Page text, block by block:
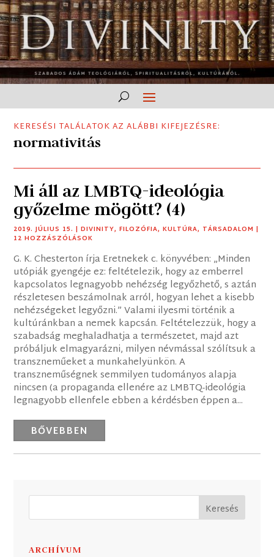
KERESÉSI TALÁLATOK AZ ALÁBBI KIFEJEZÉSRE:
normativitás
Mi áll az LMBTQ-ideológia
győzelme mögött? (4)
2019. JÚLIUS 15. |DIVINITY,FILOZÓFIA,KULTÚRA, TÁRSADALOM |
12 HOZZÁSZÓLÁSOK
G. K. Chesterton írja Eretnekek c. könyvében: „Minden
utópiák gyengéje ez: feltételezik, hogy az emberrel
kapcsolatos legnagyobb nehézség legyőzhető, s aztán
részletesen beszámolnak arról, hogyan lehet a kisebb
nehézségeket legyőzni.” Valami ilyesmi történik a
kultúránkban a nemek kapcsán. Feltételezzük, hogy a
szabadság meghaladhatja a természetet, majd azt
próbáljuk elmagyarázni, milyen névmással szólítsuk a
transzneműeket a munkahelyünkön. A
transzneműségnek semmilyen tudományos alapja
nincsen (a propaganda ellenére az LMBTQ-ideológia
legnagyobb ellenfele ebben a kérdésben éppen a...
BŐVEBBEN
ARCHÍVUM